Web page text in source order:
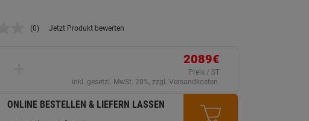
Kein
(0) Jetzt Produkt bewerten
2089€
Preis / ST
inkl. gesetzl. MwSt. 20%, zzgl. Versandkosten.
ONLINE BESTELLEN & LIEFERN LASSEN